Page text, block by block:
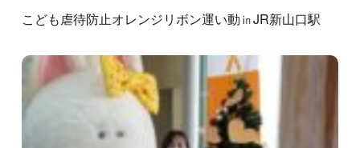
こども虐待防止オレンジリボン運い動㏌JR新山口駅